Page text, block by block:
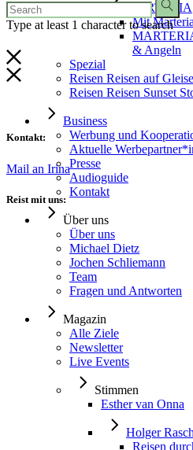
MARTERIA
Mit
& Angeln
Spezial
Reisen Reisen auf
Reisen Reisen Sunset
Business
Werbung und
Aktuelle
Presse
Audioguide
Kontakt
Über uns
Über uns
Michael Dietz
Jochen Schliemann
Team
Fragen und Antworten
Magazin
Alle Ziele
Newsletter
Live Events
Stimmen
Esther van Onna
Holger
Reisen
Type at least 1 character to search
Kontakt:
Mail an Irina
Reist mit uns: